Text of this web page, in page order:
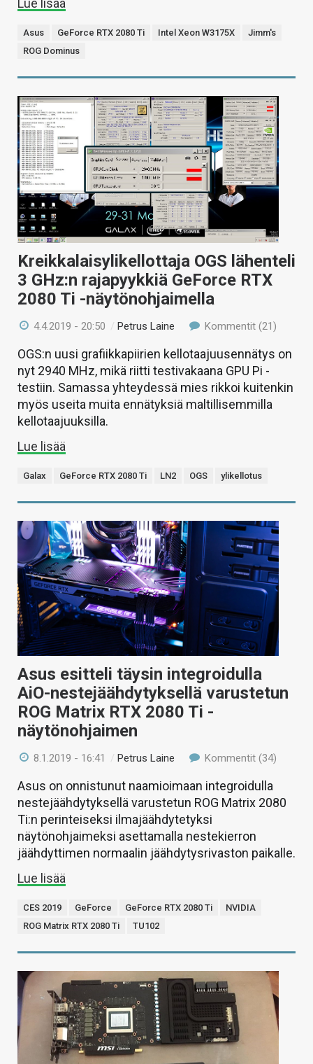
Asus GeForce RTX 2080 Ti Intel Xeon W3175X
Jimm's
ROG Dominus
Kreikkalaisylikellottaja OGS lähenteli
3 GHz:n rajapyykkiä GeForce RTX
2080 Ti -näytönohjaimella
4.4.2019 - 20:50 /Petrus Laine Kommentit (21)
OGS:n uusi grafiikkapiirien kellotaajuusennätys on
nyt 2940 MHz, mikä riitti testivakaana GPU Pi -
testiin. Samassa yhteydessä mies rikkoi kuitenkin
myös useita muita ennätyksiä maltillisemmilla
kellotaajuuksilla.
Lue lisää
Galax GeForce RTX 2080 Ti LN2 OGS ylikellotus
Asus esitteli täysin integroidulla
AiO-nestejäähdytyksellä varustetun
ROG Matrix RTX 2080 Ti -
näytönohjaimen
8.1.2019 - 16:41 /Petrus Laine Kommentit (34)
Asus on onnistunut naamioimaan integroidulla
nestejäähdytyksellä varustetun ROG Matrix 2080
Ti:n perinteiseksi ilmajäähdytetyksi
näytönohjaimeksi asettamalla nestekierron
jäähdyttimen normaalin jäähdytysrivaston paikalle.
Lue lisää
CES 2019 GeForce GeForce RTX 2080 Ti
NVIDIA
ROG Matrix RTX 2080 Ti
TU102